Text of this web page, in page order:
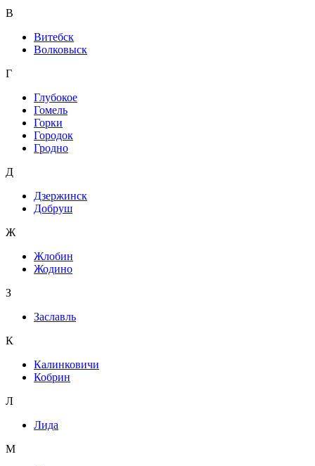
В
Витебск
Волковыск
Г
Глубокое
Гомель
Горки
Городок
Гродно
Д
Дзержинск
Добруш
Ж
Жлобин
Жодино
З
Заславль
К
Калинковичи
Кобрин
Л
Лида
М